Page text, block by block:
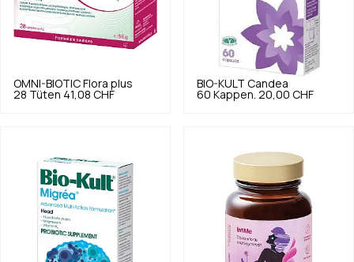
OMNI-BIOTIC Flora plus
28 Tüten 41,08 CHF
BIO-KULT Candea
60 Kappen. 20,00 CHF